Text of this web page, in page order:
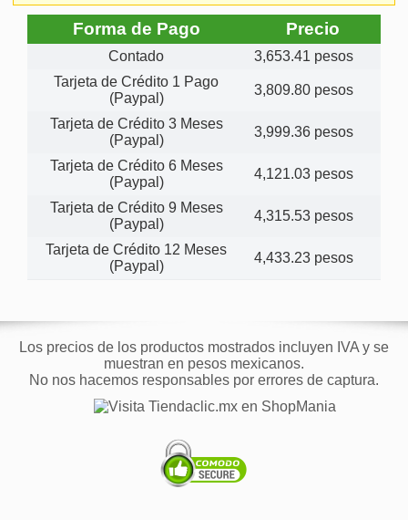
Forma de Pago Precio
Contado
3,653.41 pesos
Tarjeta de Crédito 1 Pago
(Paypal)
3,809.80 pesos
Tarjeta de Crédito 3 Meses
(Paypal)
3,999.36 pesos
Tarjeta de Crédito 6 Meses
(Paypal)
4,121.03 pesos
Tarjeta de Crédito 9 Meses
(Paypal)
4,315.53 pesos
Tarjeta de Crédito 12 Meses
(Paypal)
4,433.23 pesos
Los precios de los productos mostrados incluyen IVA y se
muestran en pesos mexicanos.
No nos hacemos responsables por errores de captura.